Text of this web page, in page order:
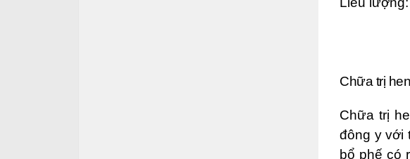
Chữa trị
Chữa trị
đông y với
bổ phế có